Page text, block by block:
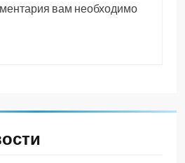
вам необходимо